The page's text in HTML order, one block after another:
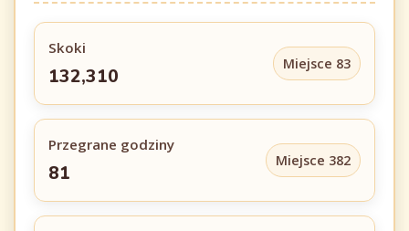
Skoki
132,310
Miejsce 83
Przegrane godziny
81
Miejsce 382